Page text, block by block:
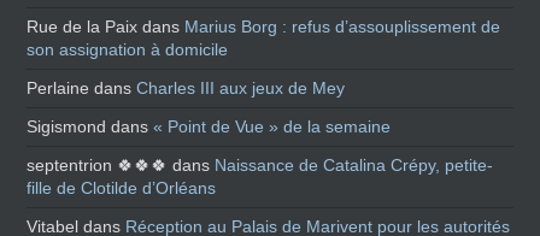
Rue de la Paix dans Marius Borg : refus d’assouplissement de
son assignation à domicile
Perlaine dansCharles III aux jeux de Mey
Sigismond dans« Point de Vue » de la semaine
septentrion 🍀🍀🍀 dans Naissance de Catalina Crépy, petite-
fille de Clotilde d’Orléans
Vitabel dans Réception au Palais de Marivent pour les autorités